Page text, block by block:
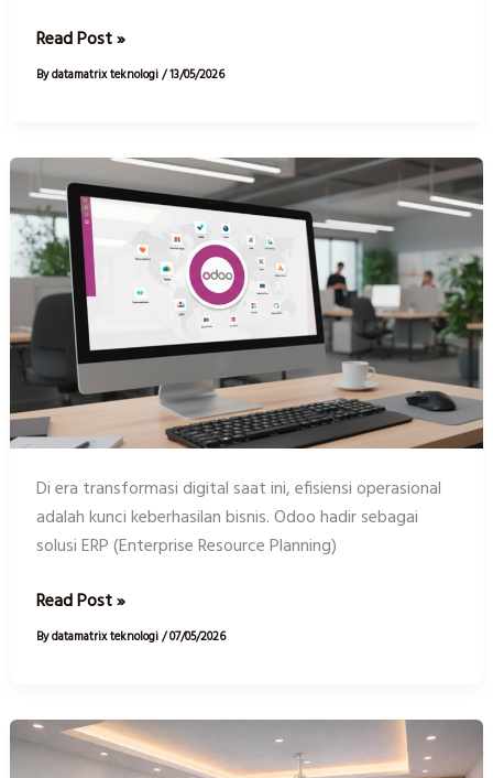
Read Post »
Bydatamatrix teknologi/13/05/2026
Di era transformasi digital saat ini, efisiensi operasional
adalah kunci keberhasilan bisnis. Odoo hadir sebagai
solusi ERP (Enterprise Resource Planning)
Training
Odoo
Development
Mei
2026
Read Post »
Bydatamatrix teknologi/07/05/2026
Odoo
Technical